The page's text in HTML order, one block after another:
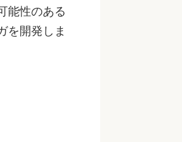
能性のある
を開発しま